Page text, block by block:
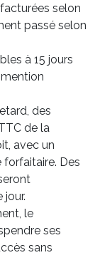
selon
passé selon
à 15 jours
des
de la
avec un
Des
le
ses
sans